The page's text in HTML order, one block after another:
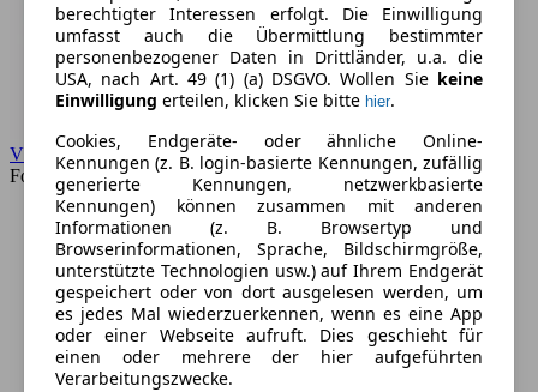
VW
Forum
berechtigter Interessen erfolgt. Die Einwilligung
umfasst auch die Übermittlung bestimmter
personenbezogener Daten in Drittländer, u.a. die
USA, nach Art. 49 (1) (a) DSGVO. Wollen Sie keine
Einwilligung erteilen, klicken Sie bitte hier.
Cookies, Endgeräte- oder ähnliche Online-
Kennungen (z. B. login-basierte Kennungen, zufällig
generierte Kennungen, netzwerkbasierte
Kennungen) können zusammen mit anderen
Informationen (z. B. Browsertyp und
Browserinformationen, Sprache, Bildschirmgröße,
unterstützte Technologien usw.) auf Ihrem Endgerät
gespeichert oder von dort ausgelesen werden, um
es jedes Mal wiederzuerkennen, wenn es eine App
oder einer Webseite aufruft. Dies geschieht für
einen oder mehrere der hier aufgeführten
Verarbeitungszwecke.